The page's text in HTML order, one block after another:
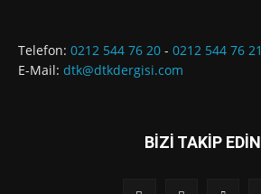
Telefon: 0212 544 76 20 - 0212 544 76 21
E-Mail: dtk@dtkdergisi.com
BİZİ TAKİP EDİN